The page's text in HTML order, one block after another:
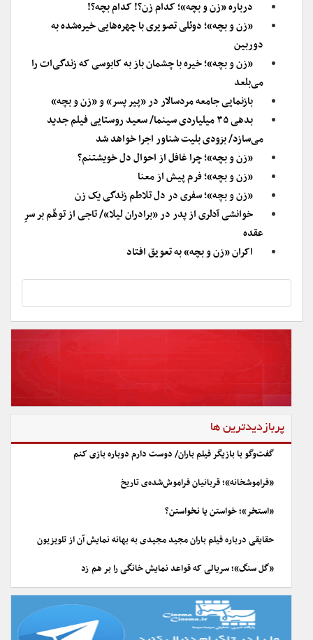
درباره «زن و بچه»؛ کدام زن؟! کدام بچه؟!
«زن و بچه»؛ دوئلی تصویری با چهره‌هایی خیره‌شده به
دوربین
«زن و بچه»؛ خیره با چشمان باز به کابوسی که زندگی‌ات را
می‌بلعد
بازنمایی جامعه مردسالار در «پیر پسر» و «زن و بچه»
بدهی ۳۵ میلیاردی سینما/ سعید روستایی فیلم جدید
می‌سازد/ بزودی بلیت شناور اجرا خواهد شد
«زن و بچه»؛ چرا غافل از احوال دل خویشتنم؟
«زن و بچه»؛ فرم پیش از معنا
«زن و بچه»؛ سفری در دل تلاطم زندگی یک زن
خوانشی آدلری از پدر در «برادران لیلا»/ تاجی از توهّم بر سرِ
عقده
اکران «زن و بچه» به تعویق افتاد
پربازدیدترین ها
گفت‌وگو با بازیگر فیلم باران/ دوست دارم دوباره بازی کنم
«فراموشخانه»؛ قربانیان فراموش‌شده‌ی تاریخ
«استخر»؛ خواستن یا نخواستن؟
حقایقی درباره فیلم باران مجید مجیدی به بهانه نمایش آن از تلویزیون
«گل سنگ»؛ سریالی که قواعد نمایش خانگی را بر هم زد